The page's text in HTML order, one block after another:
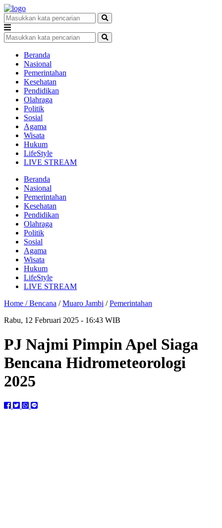
Beranda
Nasional
Pemerintahan
Kesehatan
Pendidikan
Olahraga
Politik
Sosial
Agama
Wisata
Hukum
LifeStyle
LIVE STREAM
Beranda
Nasional
Pemerintahan
Kesehatan
Pendidikan
Olahraga
Politik
Sosial
Agama
Wisata
Hukum
LifeStyle
LIVE STREAM
Home /Bencana /Muaro Jambi /Pemerintahan
Rabu, 12 Februari 2025 - 16:43 WIB
PJ Najmi Pimpin Apel Siaga
Bencana Hidrometeorologi
2025